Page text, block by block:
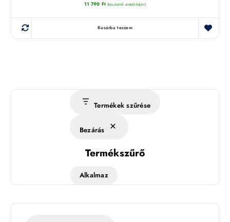
11 790 Ft (készletről érdeklődjön)
Kosárba teszem
Termékek szűrése
Bezárás
Termékszűrő
Alkalmaz